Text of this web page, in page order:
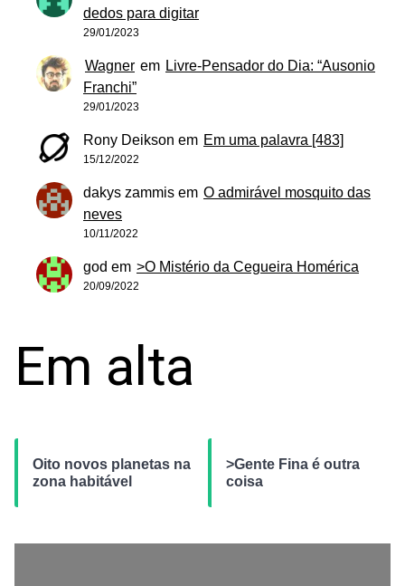
dedos para digitar
29/01/2023
Wagner em Livre-Pensador do Dia: “Ausonio
Franchi”
29/01/2023
Rony Deikson em Em uma palavra [483]
15/12/2022
dakys zammis em O admirável mosquito das
neves
10/11/2022
god em >O Mistério da Cegueira Homérica
20/09/2022
Em alta
Oito novos planetas na
zona habitável
>Gente Fina é outra
coisa